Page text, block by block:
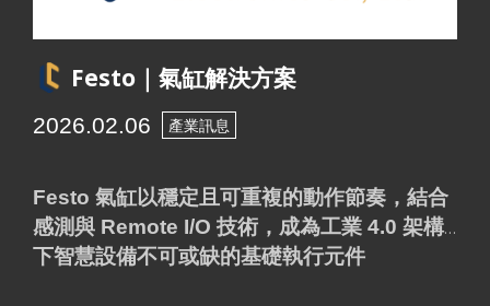
Festo｜氣缸解決方案
2026.02.06 產業訊息
Festo 氣缸以穩定且可重複的動作節奏，結合
感測與 Remote I/O 技術，成為工業 4.0 架構
下智慧設備不可或缺的基礎執行元件